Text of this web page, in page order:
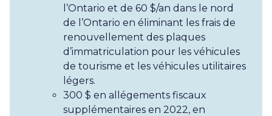
l’Ontario et de 60 $/an dans le nord
de l’Ontario en éliminant les frais de
renouvellement des plaques
d’immatriculation pour les véhicules
de tourisme et les véhicules utilitaires
légers.
300 $ en allégements fiscaux
supplémentaires en 2022, en